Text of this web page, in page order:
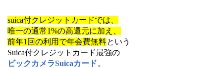
suica付クレジットカードでは、
唯一の通常1%の高還元に加え、
前年1回の利用で年会費無料という
Suica付クレジットカード最強の
ビックカメラSuicaカード 。